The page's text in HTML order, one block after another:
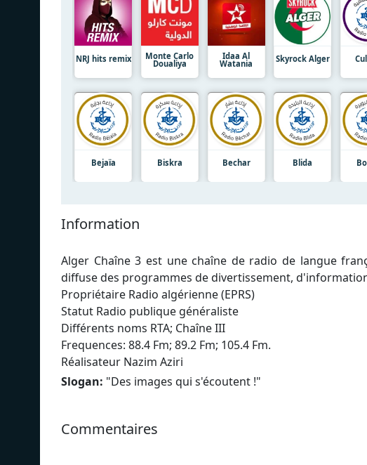
NRJ hits remix Monte Carlo
Doualiya
Idaa Al
Watania Skyrock Alger
Bejaïa Biskra Bechar Blida
Information
Alger Chaîne 3 est une chaîne de radio de langue
diffuse des programmes de divertissement,
Propriétaire Radio algérienne (EPRS)
Statut Radio publique généraliste
Différents noms RTA; Chaîne III
Frequences: 88.4 Fm; 89.2 Fm; 105.4 Fm.
Réalisateur Nazim Aziri
Slogan: "Des images qui s'écoutent !"
Commentaires